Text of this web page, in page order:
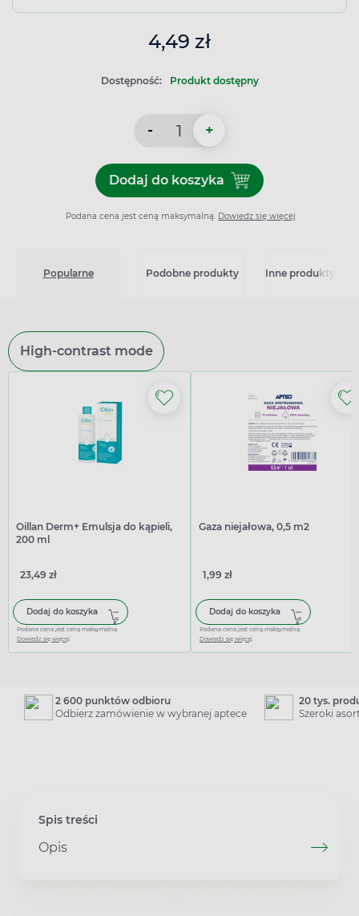
4,49 zł
Dostępność: Produkt dostępny
- +
Dodaj do koszykaDodaj do koszyka
Podana cena jest ceną maksymalną. Dowiedz się więcej
Popularne Podobne produkty Inne produkty z
High-contrast mode
Oillan Derm+ Emulsja do kąpieli,
200 ml
23,49 zł
Dodaj do koszyka
Podana cena jest ceną maksymalną
Dowiedz się więcej
Gaza niejałowa, 0,5 m2
1,99 zł
Dodaj do koszyka
Podana cena jest ceną maksymalną
Dowiedz się więcej
2 600 punktów odbioru
Odbierz zamówienie w wybranej aptece
20 tys.
Szeroki
Spis treści
Opis